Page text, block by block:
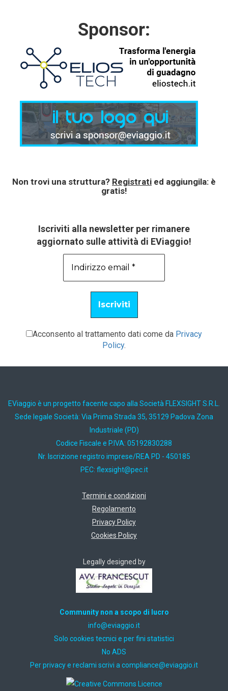
Sponsor:
Non trovi una struttura? Registrati ed aggiungila: è
gratis!
Iscriviti alla newsletter per rimanere
aggiornato sulle attività di EViaggio!
Acconsento al trattamento dati come da Privacy
Policy.
EViaggio è un progetto facente capo alla Società FLEXSIGHT S.R.L.
Sede legale Società: Via Prima Strada 35, 35129 Padova Zona
Industriale (PD)
Codice Fiscale e P.IVA: 05192830288
Nr. Iscrizione registro imprese/REA PD - 450185
PEC: ti.cep@thgisxelf
Termini e condizioni
Regolamento
Privacy Policy
Cookies Policy
Legally designed by
Community non a scopo di lucro
ti.oiggaive@ofni
Solo cookies tecnici e per fini statistici
No ADS
Per privacy e reclami scrivi a ti.oiggaive@ecnailpmoc